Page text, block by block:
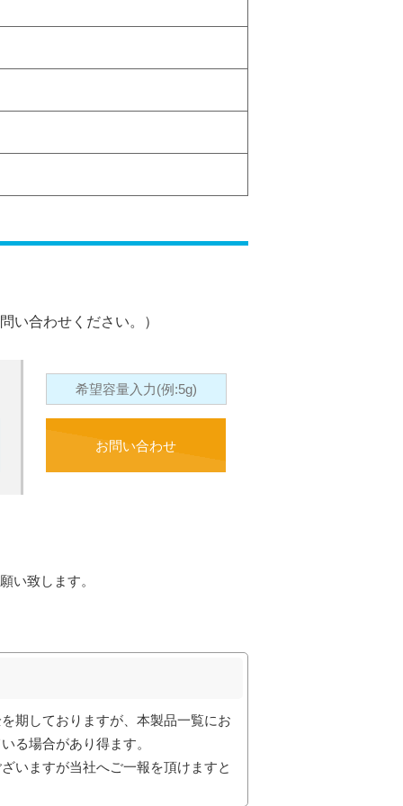
い合わせください。）
お問い合わせ
い致します。
期しておりますが、本製品一覧にお
る場合があり得ます。
いますが当社へご一報を頂けますと